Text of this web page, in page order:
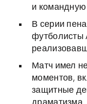
и командную
В серии
футболисты
Матч имел
моментов,
защитные